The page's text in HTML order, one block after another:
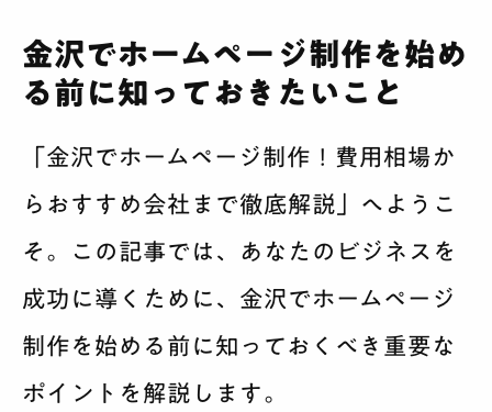
金沢でホームページ制作を始め
る前に知っておきたいこと
「金沢でホームページ制作！費用相場か
らおすすめ会社まで徹底解説」へようこ
そ。この記事では、あなたのビジネスを
成功に導くために、金沢でホームページ
制作を始める前に知っておくべき重要な
ポイントを解説します。